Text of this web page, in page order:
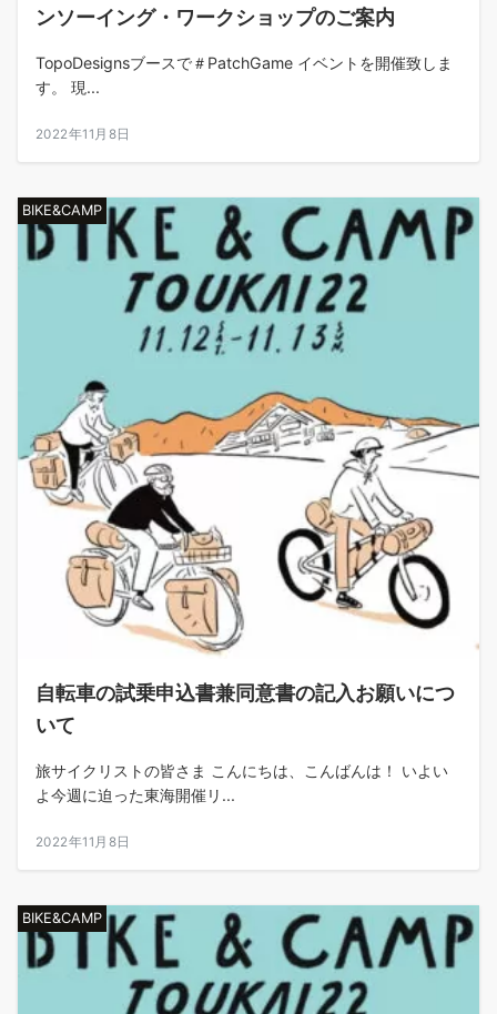
ンソーイング・ワークショップのご案内
TopoDesignsブースで＃PatchGame イベントを開催致しま
す。 現...
2022年11月8日
BIKE&CAMP
自転車の試乗申込書兼同意書の記入お願いにつ
いて
旅サイクリストの皆さま こんにちは、こんばんは！ いよい
よ今週に迫った東海開催リ...
2022年11月8日
BIKE&CAMP